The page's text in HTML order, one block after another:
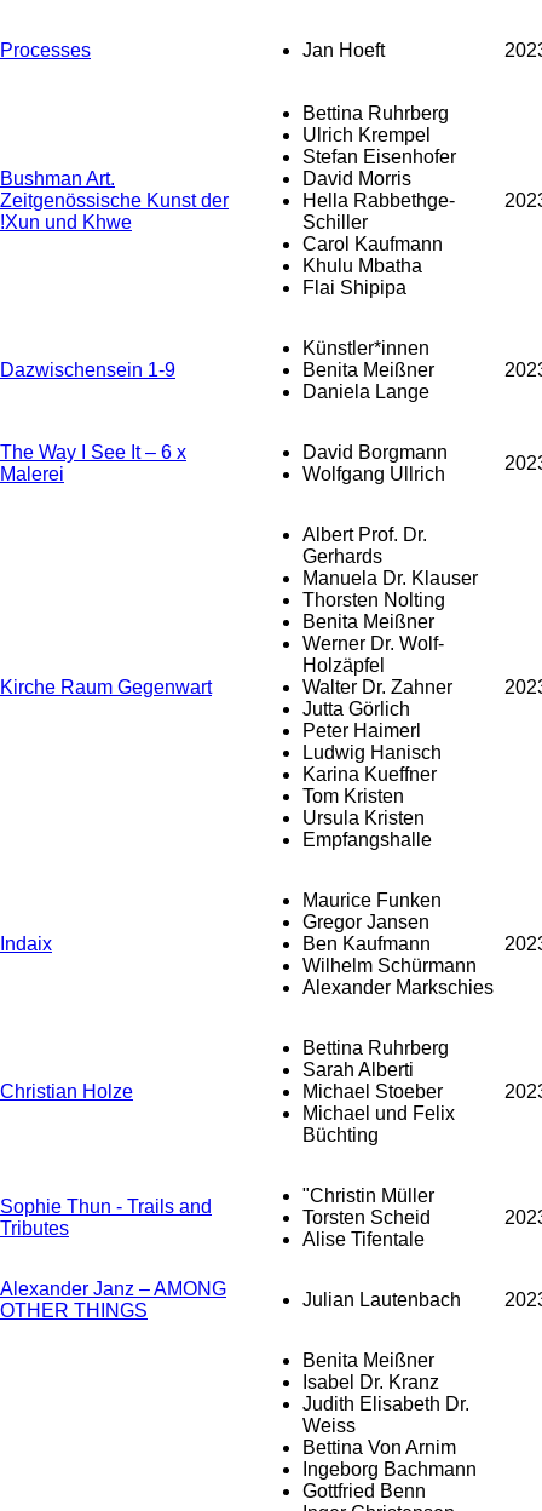
Processes Jan Hoeft
Bushman Art.
Zeitgenössische Kunst der
!Xun und Khwe
Bettina Ruhrberg
Ulrich Krempel
Stefan Eisenhofer
David Morris
Hella Rabbethge-
Schiller
Carol Kaufmann
Khulu Mbatha
Flai Shipipa
Dazwischensein 1-9
Künstler*innen
Benita Meißner
Daniela Lange
The Way I See It – 6 x
Malerei
David Borgmann
Wolfgang Ullrich
Kirche Raum Gegenwart
Albert Prof. Dr.
Gerhards
Manuela Dr. Klauser
Thorsten Nolting
Benita Meißner
Werner Dr. Wolf-
Holzäpfel
Walter Dr. Zahner
Jutta Görlich
Peter Haimerl
Ludwig Hanisch
Karina Kueffner
Tom Kristen
Ursula Kristen
Empfangshalle
Indaix
Maurice Funken
Gregor Jansen
Ben Kaufmann
Wilhelm Schürmann
Alexander Markschies
Christian Holze
Bettina Ruhrberg
Sarah Alberti
Michael Stoeber
Michael und Felix
Büchting
Sophie Thun - Trails and
Tributes
"Christin Müller
Torsten Scheid
Alise Tifentale
Alexander Janz – AMONG
OTHER THINGS
Julian Lautenbach
Benita Meißner
Isabel Dr. Kranz
Judith Elisabeth Dr.
Weiss
Bettina Von Arnim
Ingeborg Bachmann
Gottfried Benn